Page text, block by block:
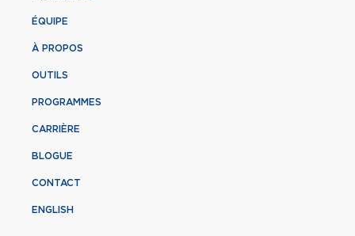
ÉQUIPE
À PROPOS
OUTILS
PROGRAMMES
CARRIÈRE
BLOGUE
CONTACT
ENGLISH